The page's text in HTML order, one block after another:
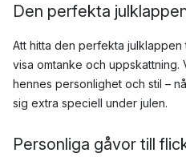
Den perfekta
Att hitta den perfekta
visa omtanke och uppskattning.
hennes personlighet och stil –
sig extra speciell under julen.
Personliga gåvor till